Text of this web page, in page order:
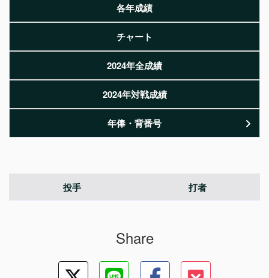
各年成績
チャート
2024年全成績
2024年対戦成績
年俸・背番号
投手 打者
Share